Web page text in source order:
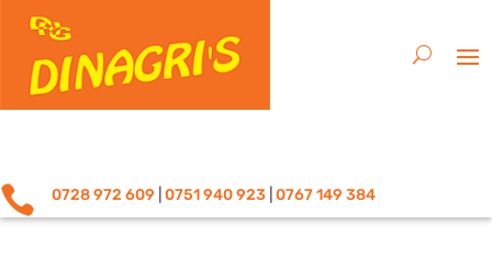
 0728 972 609 0751 940 923 0767 149 384